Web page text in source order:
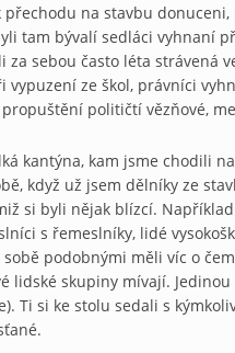
na stavbu
tam bývalí sedláci vyhnaní
za sebou často léta strávená
vypuzení ze škol, právníci
političtí vězňové,
kantýna, kam jsme chodili
když už jsem dělníky ze
si byli nějak blízcí.
s řemeslníky, lidé
podobnými měli víc o
lidské skupiny mívají.
Ti si ke stolu sedali s